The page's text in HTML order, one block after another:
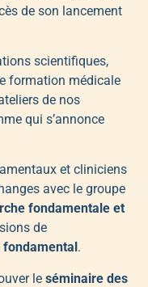
de son lancement
scientifiques,
formation médicale
de nos
qui s’annonce
et cliniciens
avec le groupe
fondamentale et
de
fondamental .
le séminaire des